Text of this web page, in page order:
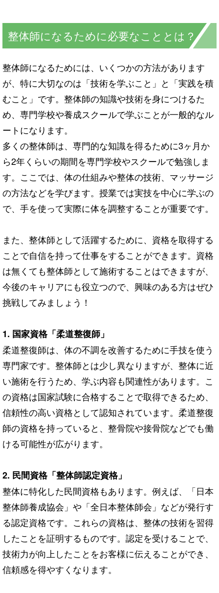
整体師になるために必要なこととは？
整体師になるためには、いくつかの方法があります
が、特に大切なのは「技術を学ぶこと」と「実践を積
むこと」です。整体師の知識や技術を身につけるた
め、専門学校や養成スクールで学ぶことが一般的なル
ートになります。
多くの整体師は、専門的な知識を得るために3ヶ月か
ら2年くらいの期間を専門学校やスクールで勉強しま
す。ここでは、体の仕組みや整体の技術、マッサージ
の方法などを学びます。授業では実技を中心に学ぶの
で、手を使って実際に体を調整することが重要です。
また、整体師として活躍するために、資格を取得する
ことで自信を持って仕事をすることができます。資格
は無くても整体師として施術することはできますが、
今後のキャリアにも役立つので、興味のある方はぜひ
挑戦してみましょう！
1. 国家資格「柔道整復師」
柔道整復師は、体の不調を改善するために手技を使う
専門家です。整体師とは少し異なりますが、整体に近
い施術を行うため、学ぶ内容も関連性があります。こ
の資格は国家試験に合格することで取得できるため、
信頼性の高い資格として認知されています。柔道整復
師の資格を持っていると、整骨院や接骨院などでも働
ける可能性が広がります。
2. 民間資格「整体師認定資格」
整体に特化した民間資格もあります。例えば、「日本
整体師養成協会」や「全日本整体師会」などが発行す
る認定資格です。これらの資格は、整体の技術を習得
したことを証明するものです。認定を受けることで、
技術力が向上したことをお客様に伝えることができ、
信頼感を得やすくなります。